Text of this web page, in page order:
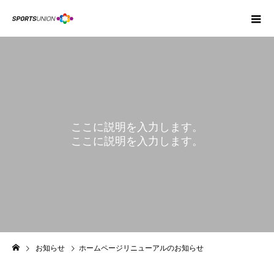
NEWS
ここに説明を入力します。
ここに説明を入力します。
お知らせ ホームページリニューアルのお知らせ